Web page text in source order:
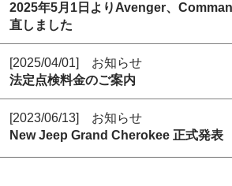
2025年5月1日よりAvenger、
直しました
[2025/04/01] お知らせ
法定点検料金のご案内
[2023/06/13] お知らせ
New Jeep Grand Cherokee 正式発表